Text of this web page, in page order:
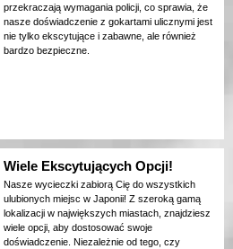
przekraczają wymagania policji, co sprawia, że
nasze doświadczenie z gokartami ulicznymi jest
nie tylko ekscytujące i zabawne, ale również
bardzo bezpieczne.
Wiele Ekscytujących Opcji!
Nasze wycieczki zabiorą Cię do wszystkich
ulubionych miejsc w Japonii! Z szeroką gamą
lokalizacji w największych miastach, znajdziesz
wiele opcji, aby dostosować swoje
doświadczenie. Niezależnie od tego, czy